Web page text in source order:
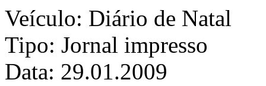
Veículo: Diário de Natal
Tipo: Jornal impresso
Data: 29.01.2009